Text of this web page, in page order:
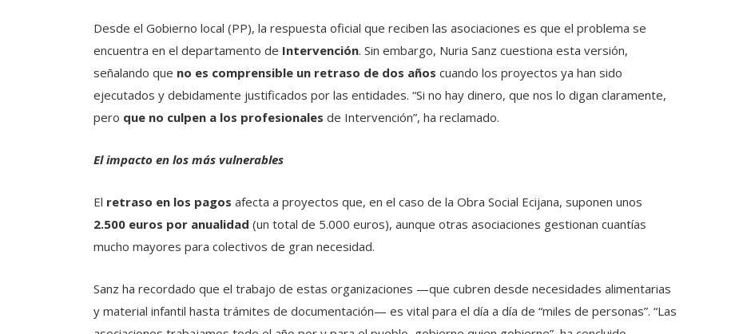
Desde el Gobierno local (PP), la respuesta oficial que reciben las asociaciones es que el problema se
encuentra en el departamento de Intervención. Sin embargo, Nuria Sanz cuestiona esta versión,
señalando que no es comprensible un retraso de dos años cuando los proyectos ya han sido
ejecutados y debidamente justificados por las entidades. “Si no hay dinero, que nos lo digan claramente,
pero que no culpen a los profesionales de Intervención”, ha reclamado.
El impacto en los más vulnerables
El retraso en los pagos afecta a proyectos que, en el caso de la Obra Social Ecijana, suponen unos
2.500 euros por anualidad (un total de 5.000 euros), aunque otras asociaciones gestionan cuantías
mucho mayores para colectivos de gran necesidad.
Sanz ha recordado que el trabajo de estas organizaciones —que cubren desde necesidades alimentarias
y material infantil hasta trámites de documentación— es vital para el día a día de “miles de personas”. “Las